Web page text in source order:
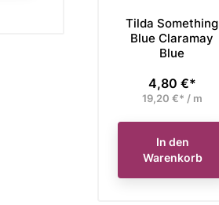
Tilda Something
Blue Claramay
Blue
Preis
4,80 €*
19,20 €* / m
In den
Warenkorb